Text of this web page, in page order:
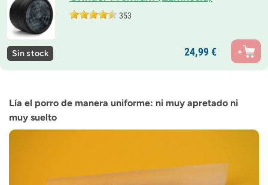
353
Sin stock 24,99€
Lía el porro de manera uniforme: ni muy apretado ni
muy suelto